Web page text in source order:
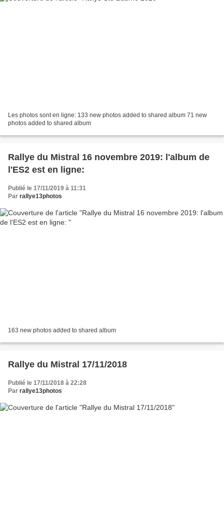
Les photos sont en ligne: 133 new photos added to shared album 71 new
photos added to shared album
Rallye du Mistral 16 novembre 2019: l'album de
l'ES2 est en ligne:
Publié le 17/11/2019 à 11:31
Par rallye13photos
163 new photos added to shared album
Rallye du Mistral 17/11/2018
Publié le 17/11/2018 à 22:28
Par rallye13photos